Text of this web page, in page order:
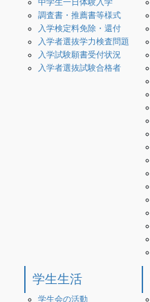
調査書・推薦書等様式
入学検定料免除・還付
入学者選抜学力検査問題
入学試験願書受付状況
入学者選抜試験合格者
学生生活
学生会の活動